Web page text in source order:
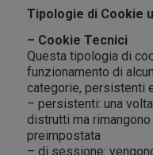
Tipologie di Cookie
– Cookie Tecnici
Questa tipologia di
funzionamento di
categorie, persistenti
– persistenti: una
distrutti ma
preimpostata
– di sessione: